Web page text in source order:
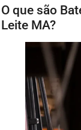
O que são
Leite MA?